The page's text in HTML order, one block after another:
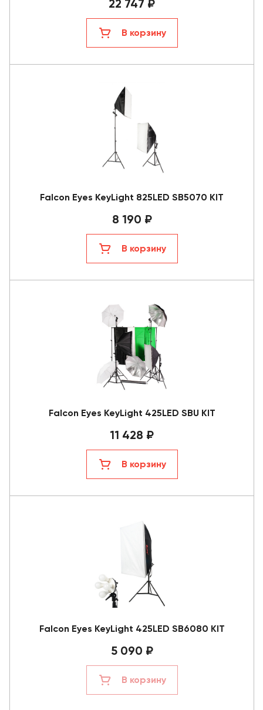
22 747 ₽
В корзину
Falcon Eyes KeyLight 825LED SB5070 KIT
8 190 ₽
В корзину
Falcon Eyes KeyLight 425LED SBU KIT
11 428 ₽
В корзину
Falcon Eyes KeyLight 425LED SB6080 KIT
5 090 ₽
В корзину